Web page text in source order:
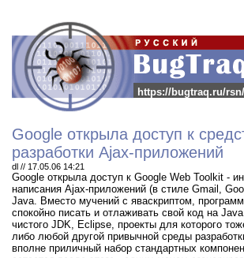
https://bugtraq.ru/
Google открыла доступ к
разработки Ajax-приложений
dl // 17.05.06 14:21
Google открыла доступ к Google Web Toolkit -
написания Ajax-приложений (в стиле Gmail,
Java. Вместо мучений с яваскриптом,
спокойно писать и отлаживать свой код на
чистого JDK, Eclipse, проекты для которого
либо любой другой привычной среды
вполне приличный набор стандартных